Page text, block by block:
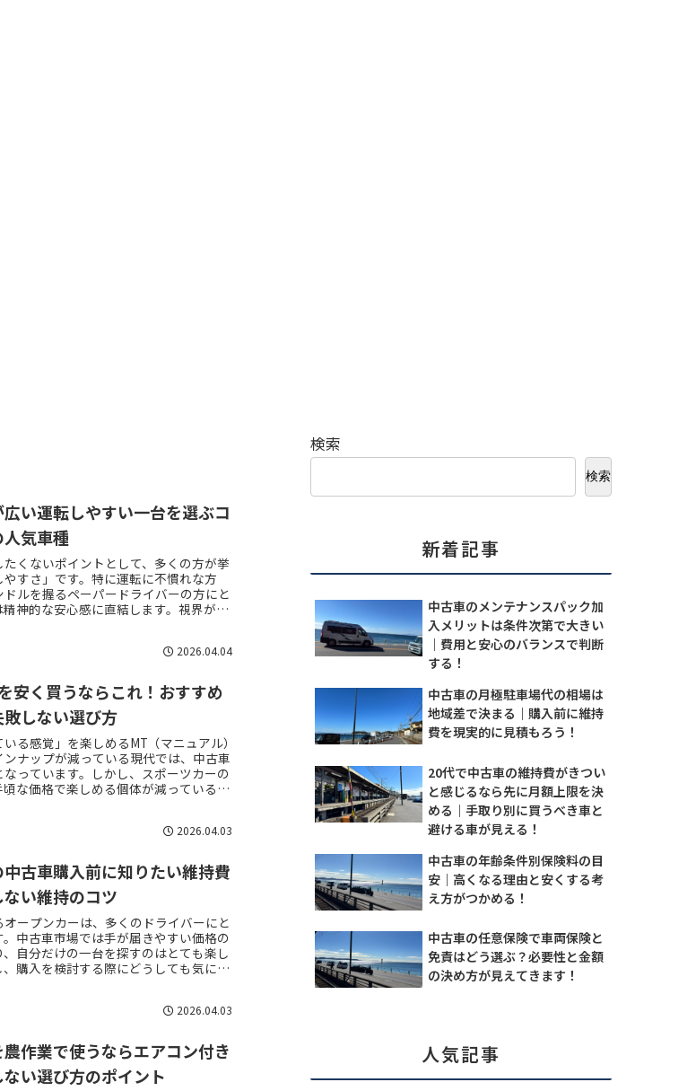
い運転しやすい一台を選ぶコ
気車種
くないポイントとして、多くの方が挙
すさ」です。特に運転に不慣れな方
ルを握るペーパードライバーの方にと
神的な安心感に直結します。視界が良
2026.04.04
安く買うならこれ！おすすめ
しない選び方
いる感覚」を楽しめるMT（マニュアル）
ナップが減っている現代では、中古車
っています。しかし、スポーツカーの
な価格で楽しめる個体が減っているの
2026.04.03
古車購入前に知りたい維持費
い維持のコツ
ープンカーは、多くのドライバーにと
中古車市場では手が届きやすい価格の
自分だけの一台を探すのはとても楽し
購入を検討する際にどうしても気にな
2026.04.03
作業で使うならエアコン付き
い選び方のポイント
検索
検索
新着記事
中古車のメンテナンスパック加
入メリットは条件次第で大きい
｜費用と安心のバランスで判断
する！
中古車の月極駐車場代の相場は
地域差で決まる｜購入前に維持
費を現実的に見積もろう！
20代で中古車の維持費がきつい
と感じるなら先に月額上限を決
める｜手取り別に買うべき車と
避ける車が見える！
中古車の年齢条件別保険料の目
安｜高くなる理由と安くする考
え方がつかめる！
中古車の任意保険で車両保険と
免責はどう選ぶ？必要性と金額
の決め方が見えてきます！
人気記事